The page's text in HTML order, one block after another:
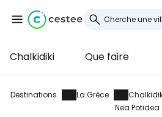
Chalkidiki Que faire
Destinations La Grèce
Nea Potidea
Se
Cestee